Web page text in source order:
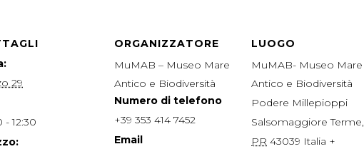
29
- 12:30
ORGANIZZATORE
MuMAB – Museo Mare
Antico e Biodiversità
Numero di telefono
+39 353 414 7452
Email
LUOGO
MuMAB- Museo Mare
Antico e Biodiversità
Podere Millepioppi
Salsomaggiore Terme,
PR 43039 Italia +